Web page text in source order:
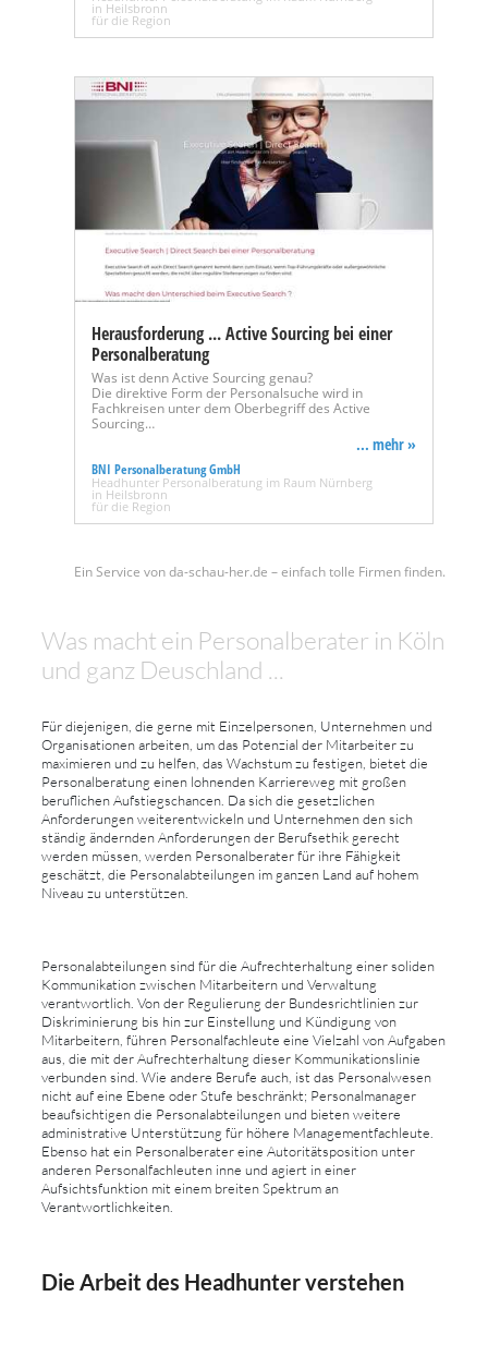
in Heilsbronn
für die Region
Herausforderung ... Active Sourcing bei einer
Personalberatung
Was ist denn Active Sourcing genau?
Die direktive Form der Personalsuche wird in
Fachkreisen unter dem Oberbegriff des Active
Sourcing…
... mehr »
BNI Personalberatung GmbH
Headhunter Personalberatung im Raum Nürnberg
in Heilsbronn
für die Region
Ein Service von da-schau-her.de – einfach tolle Firmen finden.
Was macht ein Personalberater in Köln
und ganz Deuschland ...
Für diejenigen, die gerne mit Einzelpersonen, Unternehmen und
Organisationen arbeiten, um das Potenzial der Mitarbeiter zu
maximieren und zu helfen, das Wachstum zu festigen, bietet die
Personalberatung einen lohnenden Karriereweg mit großen
beruflichen Aufstiegschancen. Da sich die gesetzlichen
Anforderungen weiterentwickeln und Unternehmen den sich
ständig ändernden Anforderungen der Berufsethik gerecht
werden müssen, werden Personalberater für ihre Fähigkeit
geschätzt, die Personalabteilungen im ganzen Land auf hohem
Niveau zu unterstützen.
Personalabteilungen sind für die Aufrechterhaltung einer soliden
Kommunikation zwischen Mitarbeitern und Verwaltung
verantwortlich. Von der Regulierung der Bundesrichtlinien zur
Diskriminierung bis hin zur Einstellung und Kündigung von
Mitarbeitern, führen Personalfachleute eine Vielzahl von Aufgaben
aus, die mit der Aufrechterhaltung dieser Kommunikationslinie
verbunden sind. Wie andere Berufe auch, ist das Personalwesen
nicht auf eine Ebene oder Stufe beschränkt; Personalmanager
beaufsichtigen die Personalabteilungen und bieten weitere
administrative Unterstützung für höhere Managementfachleute.
Ebenso hat ein Personalberater eine Autoritätsposition unter
anderen Personalfachleuten inne und agiert in einer
Aufsichtsfunktion mit einem breiten Spektrum an
Verantwortlichkeiten.
Die Arbeit des Headhunter verstehen